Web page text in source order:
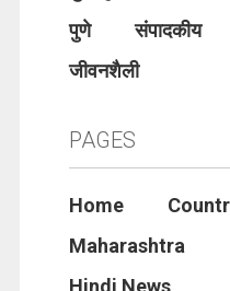
पुणे
संपादकीय
जीवनशैली
PAGES
Home
Maharashtra
Hindi News